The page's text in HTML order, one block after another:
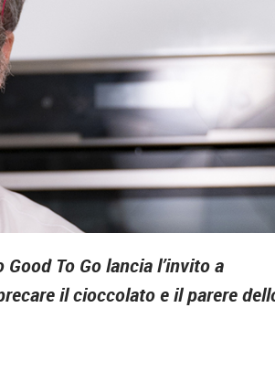
To Go lancia l’invito a
il cioccolato e il parere